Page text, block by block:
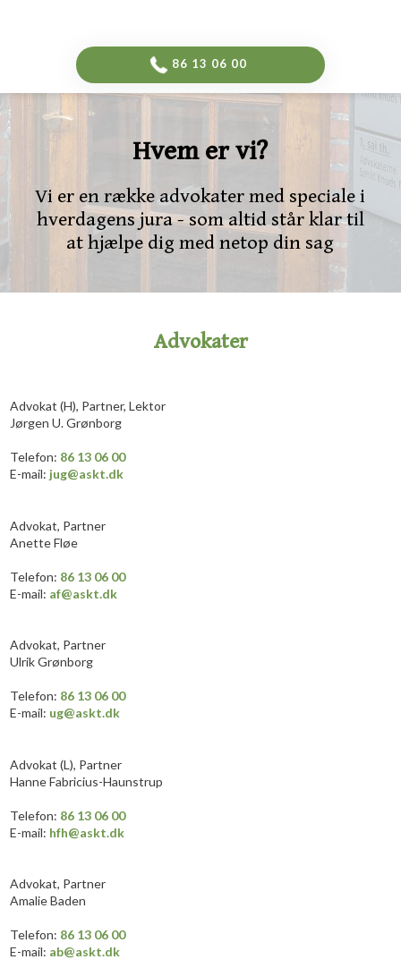
​86 13 06 00​
Hvem er vi?​
Vi er en række advokater med speciale i
hverdagens jura - som altid står klar til
at hjælpe dig med netop din sag​
Advokater
​Advokat (H), Partner, Lektor
Jørgen U. Grønborg​
​Telefon: 86 13 06 00
E-mail: jug@askt.dk
​Advokat, Partner
Anette Fløe
​Telefon: 86 13 06 00
E-mail: af@askt.dk
Advokat, Partner
Ulrik Grønborg
​Telefon: 86 13 06 00
E-mail: ug@askt.dk
Advokat (L), Partner
Hanne Fabricius-Haunstrup
​​​Telefon: 86 13 06 00
E-mail: hfh@askt.dk
Advokat, Partner​
Amalie Baden
Telefon: 86 13 06 00
E-mail: ab@askt.dk